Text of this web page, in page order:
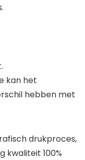
kan het
hebben met
drukproces,
kwaliteit 100%